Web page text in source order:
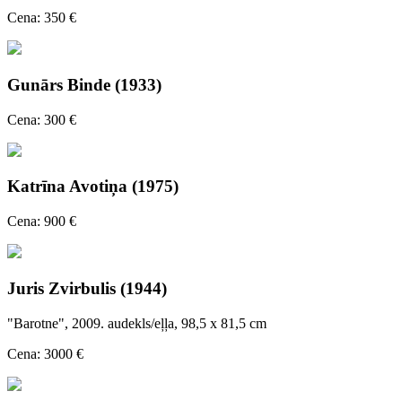
Cena: 350 €
Gunārs Binde (1933)
Cena: 300 €
Katrīna Avotiņa (1975)
Cena: 900 €
Juris Zvirbulis (1944)
"Barotne", 2009. audekls/eļļa, 98,5 x 81,5 cm
Cena: 3000 €